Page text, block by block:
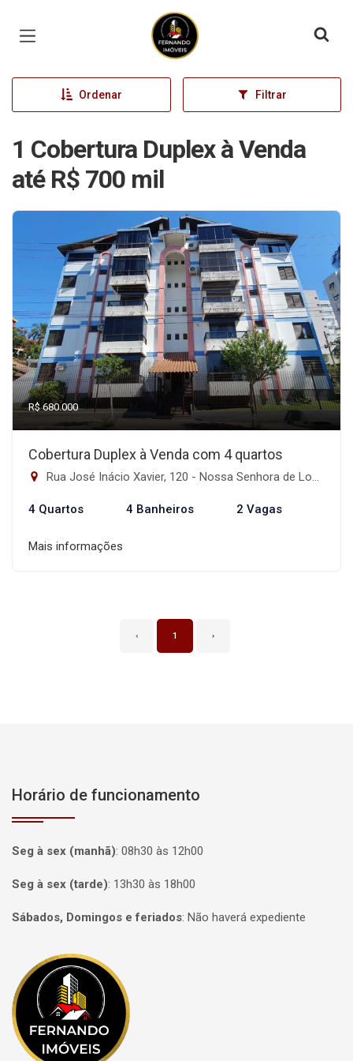
Página inicial
Ordenar Filtrar
1 Cobertura Duplex à Venda
até R$ 700 mil
R$ 680.000
Cobertura Duplex à Venda com 4 quartos
Rua José Inácio Xavier, 120 - Nossa Senhora de Lourdes, Santa Maria-RS
4 Quartos 4 Banheiros 2 Vagas
Mais informações
‹ 1 ›
Horário de funcionamento
Seg à sex (manhã): 08h30 às 12h00
Seg à sex (tarde): 13h30 às 18h00
Sábados, Domingos e feriados: Não haverá expediente
Página inicial